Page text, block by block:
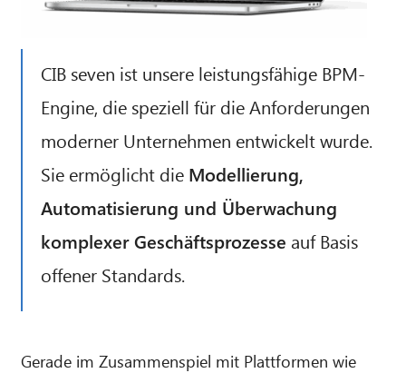
CIB seven ist unsere leistungsfähige BPM-
Engine, die speziell für die Anforderungen
moderner Unternehmen entwickelt wurde.
Sie ermöglicht die Modellierung,
Automatisierung und Überwachung
komplexer Geschäftsprozesse auf Basis
offener Standards.
Gerade im Zusammenspiel mit Plattformen wie
CIB AI ChatBot
Hallo! Was kann ich für Sie tun?